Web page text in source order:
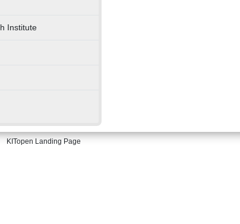
Institute
KITopen Landing Page